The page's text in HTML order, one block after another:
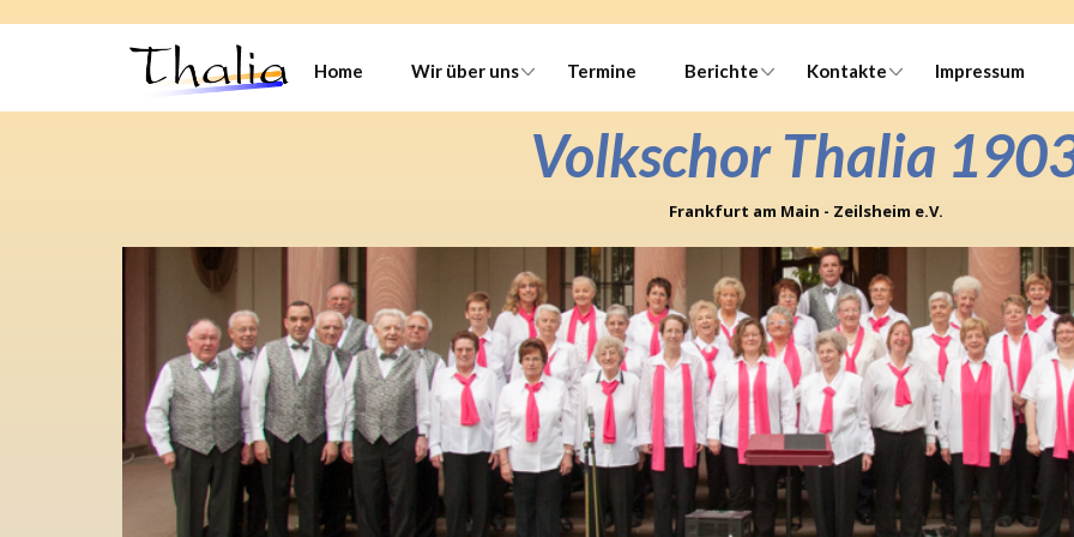
Home Wir über uns Termine Berichte Kontakte Impressum
Volkschor Thalia
Frankfurt am Main - Zeilsheim e.V.